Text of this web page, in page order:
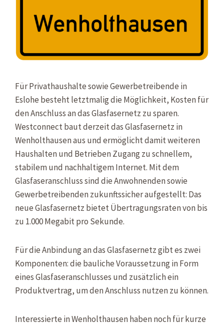
Für Privathaushalte sowie Gewerbetreibende in
Eslohe besteht letztmalig die Möglichkeit, Kosten für
den Anschluss an das Glasfasernetz zu sparen.
Westconnect baut derzeit das Glasfasernetz in
Wenholthausen aus und ermöglicht damit weiteren
Haushalten und Betrieben Zugang zu schnellem,
stabilem und nachhaltigem Internet. Mit dem
Glasfaseranschluss sind die Anwohnenden sowie
Gewerbetreibenden zukunftssicher aufgestellt: Das
neue Glasfasernetz bietet Übertragungsraten von bis
zu 1.000 Megabit pro Sekunde.
Für die Anbindung an das Glasfasernetz gibt es zwei
Komponenten: die bauliche Voraussetzung in Form
eines Glasfaseranschlusses und zusätzlich ein
Produktvertrag, um den Anschluss nutzen zu können.
Interessierte in Wenholthausen haben noch für kurze